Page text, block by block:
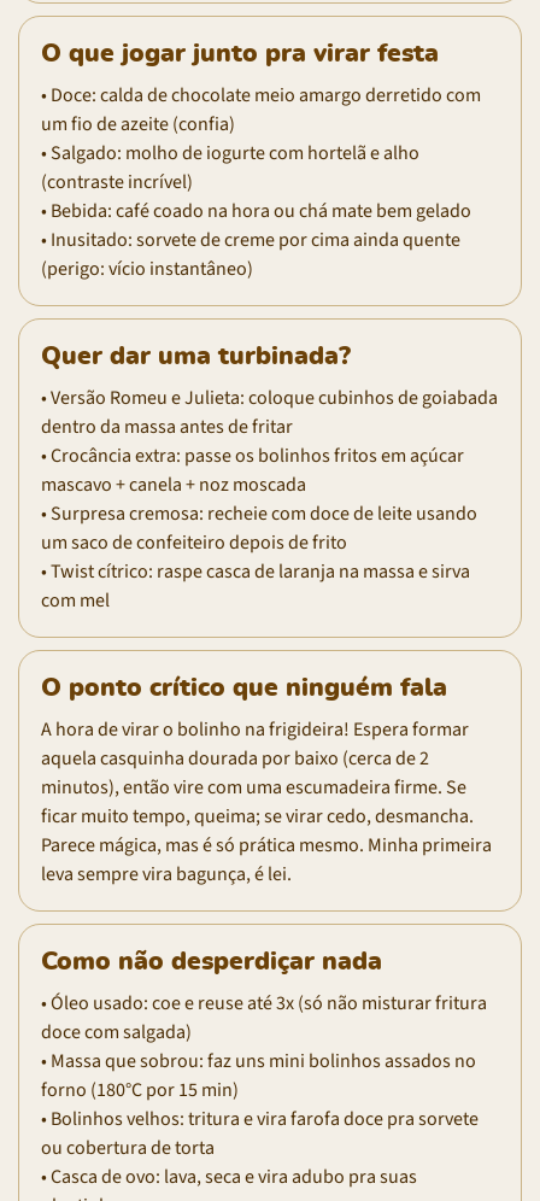
O que jogar junto pra virar festa
• Doce: calda de chocolate meio amargo derretido com
um fio de azeite (confia)
• Salgado: molho de iogurte com hortelã e alho
(contraste incrível)
• Bebida: café coado na hora ou chá mate bem gelado
• Inusitado: sorvete de creme por cima ainda quente
(perigo: vício instantâneo)
Quer dar uma turbinada?
• Versão Romeu e Julieta: coloque cubinhos de goiabada
dentro da massa antes de fritar
• Crocância extra: passe os bolinhos fritos em açúcar
mascavo + canela + noz moscada
• Surpresa cremosa: recheie com doce de leite usando
um saco de confeiteiro depois de frito
• Twist cítrico: raspe casca de laranja na massa e sirva
com mel
O ponto crítico que ninguém fala
A hora de virar o bolinho na frigideira! Espera formar
aquela casquinha dourada por baixo (cerca de 2
minutos), então vire com uma escumadeira firme. Se
ficar muito tempo, queima; se virar cedo, desmancha.
Parece mágica, mas é só prática mesmo. Minha primeira
leva sempre vira bagunça, é lei.
Como não desperdiçar nada
• Óleo usado: coe e reuse até 3x (só não misturar fritura
doce com salgada)
• Massa que sobrou: faz uns mini bolinhos assados no
forno (180°C por 15 min)
• Bolinhos velhos: tritura e vira farofa doce pra sorvete
ou cobertura de torta
• Casca de ovo: lava, seca e vira adubo pra suas